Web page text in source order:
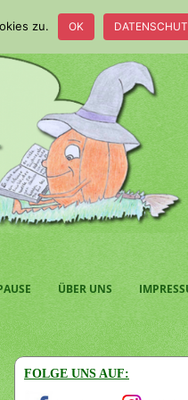
ÜBER UNS
FOLGE UNS AUF:
zu. OK